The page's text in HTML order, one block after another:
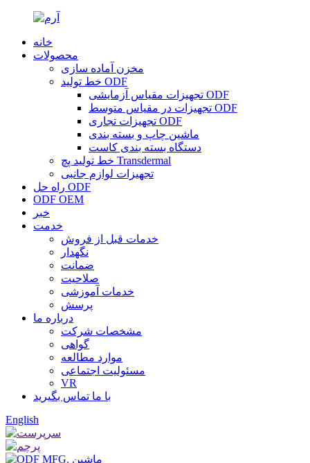
خانه
محصولات
مخزن آماده سازی
خط تولید ODF
تجهیزات مقیاس آزمایشی ODF
تجهیزات در مقیاس متوسط ​​ODF
تجهیزات تجاری ODF
ماشین چاپ و بسته بندی
دستگاه بسته بندی کاست
خط تولید پچ Transdermal
تجهیزات لوازم جانبی
راه حل ODF
ODF OEM
خبر
خدمت
خدمات قبل از فروش
نگهدار
ضمانت
صلاحیت
خدمات آموزشی
پرسش
درباره ما
مشخصات شرکت
گواهی
موارد مطالعه
مسئولیت اجتماعی
VR
با ما تماس بگیرید
English